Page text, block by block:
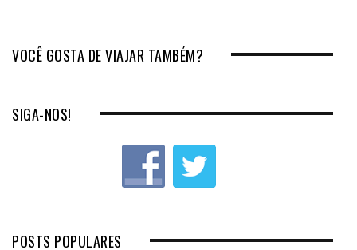
v
o
t
VOCÊ GOSTA DE VIAJAR TAMBÉM?
SIGA-NOS!
POSTS POPULARES